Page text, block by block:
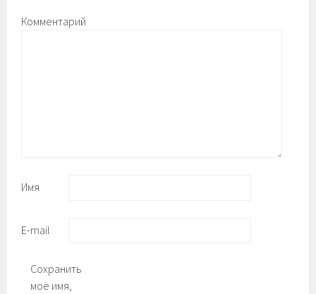
Комментарий
Имя
E-mail
Сохранить
моё имя,